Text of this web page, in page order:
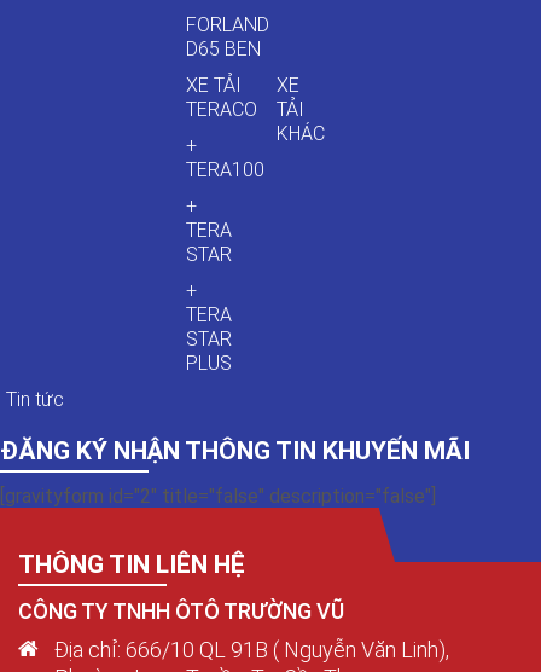
FORLAND
D65 BEN
XE TẢI
TERACO
+
TERA100
+
TERA
STAR
+
TERA
STAR
PLUS
XE
TẢI
KHÁC
Tin tức
ĐĂNG KÝ NHẬN THÔNG TIN KHUYẾN MÃI
[gravityform id="2" title="false" description="false"]
THÔNG TIN LIÊN HỆ
CÔNG TY TNHH ÔTÔ TRƯỜNG VŨ
Địa chỉ: 666/10 QL 91B ( Nguyễn Văn Linh),